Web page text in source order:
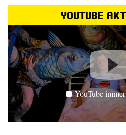
YouTube
YouTube